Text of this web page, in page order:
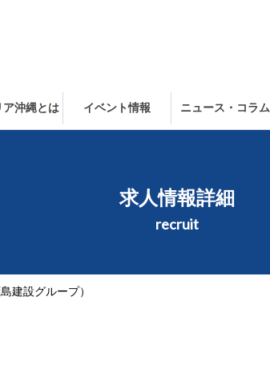
沖縄とは イベント情報 ニュース・コラム
求人情報詳細
recruit
建設グループ）